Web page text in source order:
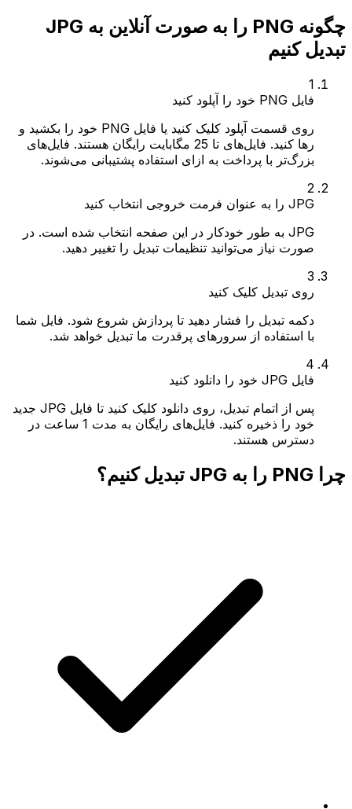
چگونه PNG را به صورت آنلاین به JPG
تبدیل کنیم
1
فایل PNG خود را آپلود کنید
روی قسمت آپلود کلیک کنید یا فایل PNG خود را بکشید و
رها کنید. فایل‌های تا 25 مگابایت رایگان هستند. فایل‌های
بزرگ‌تر با پرداخت به ازای استفاده پشتیبانی می‌شوند.
2
JPG را به عنوان فرمت خروجی انتخاب کنید
JPG به طور خودکار در این صفحه انتخاب شده است. در
صورت نیاز می‌توانید تنظیمات تبدیل را تغییر دهید.
3
روی تبدیل کلیک کنید
دکمه تبدیل را فشار دهید تا پردازش شروع شود. فایل شما
با استفاده از سرورهای پرقدرت ما تبدیل خواهد شد.
4
فایل JPG خود را دانلود کنید
پس از اتمام تبدیل، روی دانلود کلیک کنید تا فایل JPG جدید
خود را ذخیره کنید. فایل‌های رایگان به مدت 1 ساعت در
دسترس هستند.
چرا PNG را به JPG تبدیل کنیم؟